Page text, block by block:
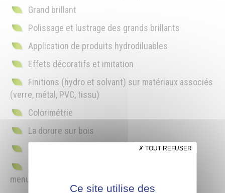
Grand brillant
Polissage et lustrage des grands brillants
Application de produits hydrodiluables
Effets décoratifs et imitation
Finitions (hydro et solvant) sur matériaux associés
(verre, métal, PVC, tissu)
Colorimétrie
La dorure sur bois
menuiserie extérieure
Ce site utilise des
TOUT REFUSER